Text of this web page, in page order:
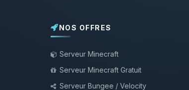
NOS OFFRES
Serveur Minecraft
Serveur Minecraft Gratuit
Serveur Bungee / Velocity